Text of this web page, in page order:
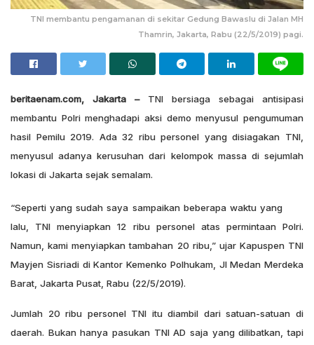
TNI membantu pengamanan di sekitar Gedung Bawaslu di Jalan MH
Thamrin, Jakarta, Rabu (22/5/2019) pagi.
beritaenam.com, Jakarta –TNI bersiaga sebagai antisipasi
membantu Polri menghadapi aksi demo menyusul pengumuman
hasil Pemilu 2019. Ada 32 ribu personel yang disiagakan TNI,
menyusul adanya kerusuhan dari kelompok massa di sejumlah
lokasi di Jakarta sejak semalam.
“Seperti yang sudah saya sampaikan beberapa waktu yang
lalu, TNI menyiapkan 12 ribu personel atas permintaan Polri.
Namun, kami menyiapkan tambahan 20 ribu,” ujar Kapuspen TNI
Mayjen Sisriadi di Kantor Kemenko Polhukam, Jl Medan Merdeka
Barat, Jakarta Pusat, Rabu (22/5/2019).
Jumlah 20 ribu personel TNI itu diambil dari satuan-satuan di
daerah. Bukan hanya pasukan TNI AD saja yang dilibatkan, tapi